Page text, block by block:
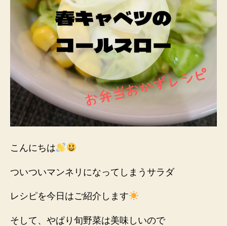
を
作
み
へ
の
こんにちは
ついついマンネリになってしまうサラダ
レシピを今日はご紹介します
そして、やぱり旬野菜は美味しいので